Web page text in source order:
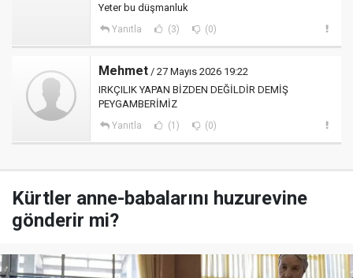
Yeter bu düşmanluk
Yanıtla (3) (0)
Mehmet / 27 Mayıs 2026 19:22
IRKÇILIK YAPAN BİZDEN DEĞİLDİR DEMİŞ
PEYGAMBERİMİZ
Yanıtla (1) (0)
Kürtler anne-babalarını huzurevine
gönderir mi?